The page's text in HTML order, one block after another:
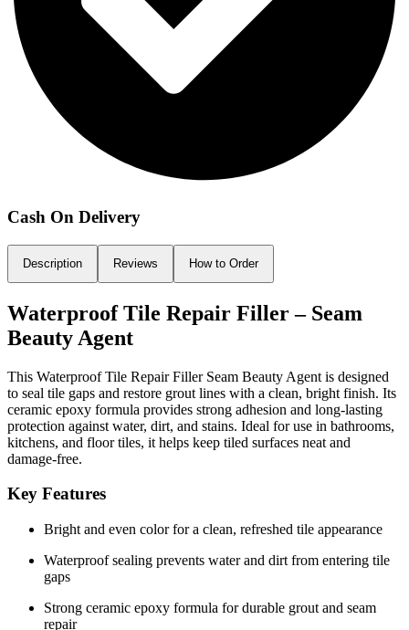
Cash On Delivery
Description Reviews How to Order
Waterproof Tile Repair Filler – Seam
Beauty Agent
This Waterproof Tile Repair Filler Seam Beauty Agent is designed
to seal tile gaps and restore grout lines with a clean, bright finish. Its
ceramic epoxy formula provides strong adhesion and long-lasting
protection against water, dirt, and stains. Ideal for use in bathrooms,
kitchens, and floor tiles, it helps keep tiled surfaces neat and
damage-free.
Key Features
Bright and even color for a clean, refreshed tile appearance
Waterproof sealing prevents water and dirt from entering tile
gaps
Strong ceramic epoxy formula for durable grout and seam
repair